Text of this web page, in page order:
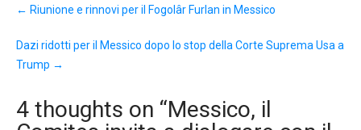
navigation
← Riunione e rinnovi per il Fogolâr Furlan in Messico
Dazi ridotti per il Messico dopo lo stop della Corte Suprema Usa a
Trump →
4 thoughts on “Messico, il